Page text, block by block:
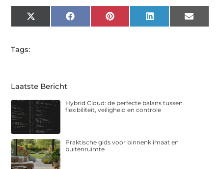
X
(Twitter)
FacebookPinterest LinkedIn Email
Tags:
Laatste Bericht
Hybrid Cloud: de perfecte balans tussen
flexibiliteit, veiligheid en controle
Praktische gids voor binnenklimaat en
buitenruimte